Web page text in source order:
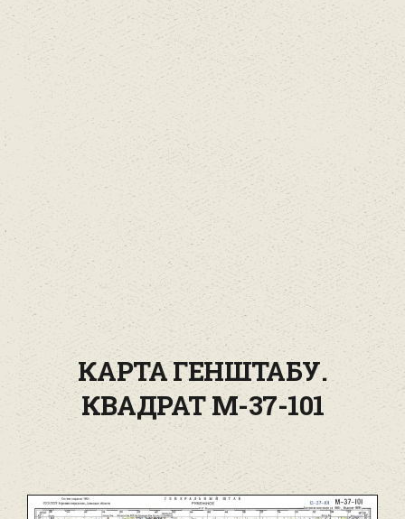
КАРТА ГЕНШТАБУ.
КВАДРАТ М-37-101